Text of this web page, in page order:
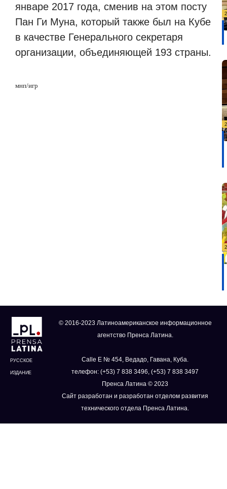
январе 2017 года, сменив на этом посту
Пан Ги Муна, который также был на Кубе
в качестве Генерального секретаря
организации, объединяющей 193 страны.
мнп/игр
РУССКОЕ
ИЗДАНИЕ
© 2016-2023 Латиноамериканское информационное
агентство Пренса Латина.
Calle E № 454, Ведадо, Гавана, Куба.
телефон: (+53) 7 838 3496, (+53) 7 838 3497
Пренса Латина © 2023
Сайт разработан и разработан отделом развития
технического отдела Пренса Латина.